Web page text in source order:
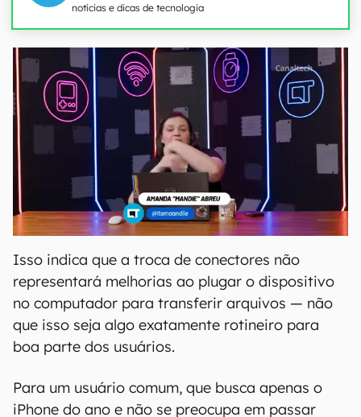
notícias e dicas de tecnologia
Isso indica que a troca de conectores não
representará melhorias ao plugar o dispositivo
no computador para transferir arquivos — não
que isso seja algo exatamente rotineiro para
boa parte dos usuários.
Para um usuário comum, que busca apenas o
iPhone do ano e não se preocupa em passar